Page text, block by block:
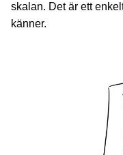
skalan. Det är ett
känner.